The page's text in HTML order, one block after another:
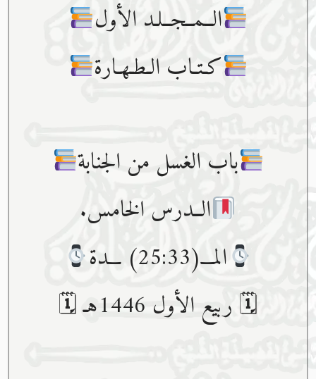
الــمــجــلـد الأول
كـتـاب الـطـهـارة
باب الغسل من الجنابة
الــدرس الخامس.
المـــ(25:33) ـــدة
🗓 ربيع الأول 1446هـ 🗓